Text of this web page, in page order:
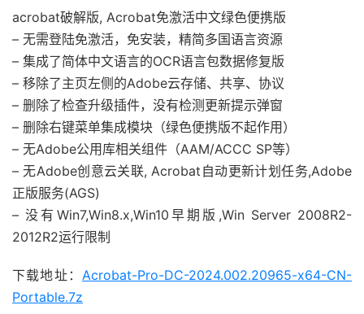
acrobat破解版, Acrobat免激活中文绿色便携版
– 无需登陆免激活，免安装，精简多国语言资源
– 集成了简体中文语言的OCR语言包数据修复版
– 移除了主页左侧的Adobe云存储、共享、协议
– 删除了检查升级插件，没有检测更新提示弹窗
– 删除右键菜单集成模块（绿色便携版不起作用）
– 无Adobe公用库相关组件（AAM/ACCC SP等）
– 无Adob​​e创意云关联, Acrobat自动更新计划任务,Adob​​e
正版服务(AGS)
– 没有Win7,Win8.x,Win10早期版,Win Server 2008R2-
2012R2运行限制
下载地址： Acrobat-Pro-DC-2024.002.20965-x64-CN-
Portable.7z